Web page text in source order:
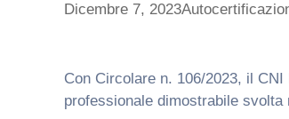
Dicembre 7, 2023
Con Circolare n. 106/2023, il
professionale dimostrabile svolta